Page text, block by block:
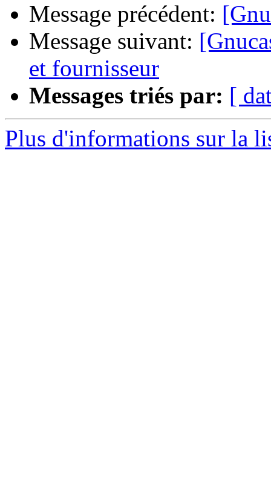
Message précédent:
Message suivant:
et fournisseur
Messages triés par: [
Plus d'informations sur la